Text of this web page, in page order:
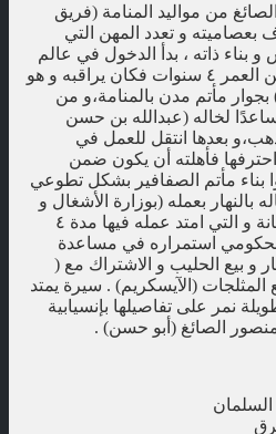
من مواليد المنامة (فريق
١٩٣٩م ، عرف بعصاميته و تعدد المهن التي
بناء ذاته ، بدأ الدخول في عالم
السوق باكرًا مع والده وله من العمر ٤ سنوات فكان يراقبه و هو
مأتم مدن بالمنامة،و من
لخاله (عبدالله بن حسن
بعدها انتقل للعمل في
احترفها فأهلته أن يكون ضمن
بناء مأتم الصفافير بشكل تطوعي
بالنهار بعمله (بوزارة الأشغال و
الكهرباء و الماء) بقسم الصيانة و التي امتد عمله فيها مدة ٤
استمراره في مساعدة
و بيع الحليب و الاشتراك مع (
(الآيسكريم) . سيرة يمتد
نمر على تفاصيلها بإنسيابية
الصائغ (أبو حسن) .
السلمان